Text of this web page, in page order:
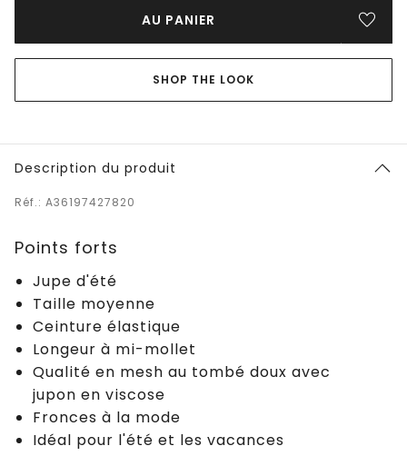
AU PANIER
SHOP THE LOOK
Description du produit
Réf.: A36197427820
Points forts
Jupe d'été
Taille moyenne
Ceinture élastique
Longeur à mi-mollet
Qualité en mesh au tombé doux avec
jupon en viscose
Fronces à la mode
Idéal pour l'été et les vacances